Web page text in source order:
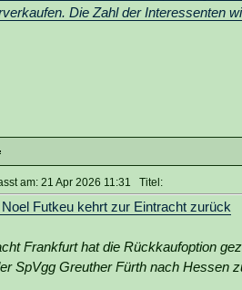
Die Zahl der Interessenten
am: 21 Apr 2026 11:31 Titel:
Noel Futkeu kehrt zur Eintracht zurück
Frankfurt hat die Rückkaufoption
SpVgg Greuther Fürth nach Hessen